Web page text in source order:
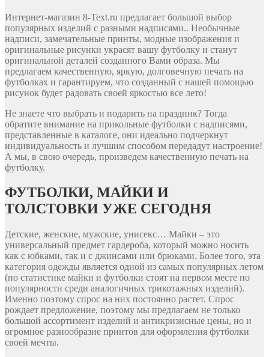
Интернет-магазин 8-Text.ru предлагает большой выбор
популярных изделий с разными надписями.. Необычные
надписи, замечательные принты, модные изображения и
оригинальные рисунки украсят вашу футболку и станут
оригинальной деталей созданного Вами образа. Мы
предлагаем качественную, яркую, долговечную печать на
футболках и гарантируем, что созданный с нашей помощью
рисунок будет радовать своей яркостью все лето!
Не знаете что выбрать и подарить на праздник? Тогда
обратите внимание на прикольные футболки с надписями,
представленные в каталоге, они идеально подчеркнут
индивидуальность и лучшим способом передадут настроение!
А мы, в свою очередь, произведем качественную печать на
футболку.
ФУТБОЛКИ, МАЙКИ И
ТОЛСТОВКИ УЖЕ СЕГОДНЯ
Детские, женские, мужские, унисекс… Майки – это
универсальный предмет гардероба, который можно носить
как с юбками, так и с джинсами или брюками. Более того, эта
категория одежды является одной из самых популярных летом
(по статистике майки и футболки стоят на первом месте по
популярности среди аналогичных трикотажных изделий).
Именно поэтому спрос на них постоянно растет. Спрос
рождает предложение, поэтому мы предлагаем не только
большой ассортимент изделий и антикризисные цены, но и
огромное разнообразие принтов для оформления футболки
своей мечты.